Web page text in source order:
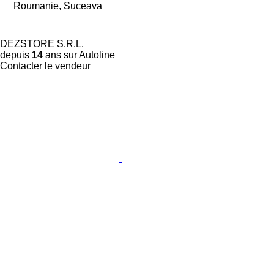
Roumanie, Suceava
DEZSTORE S.R.L.
depuis 14 ans sur Autoline
Contacter le vendeur